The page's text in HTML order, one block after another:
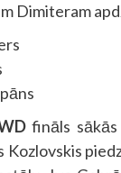
Dimiteram
fināls
Kozlovskis